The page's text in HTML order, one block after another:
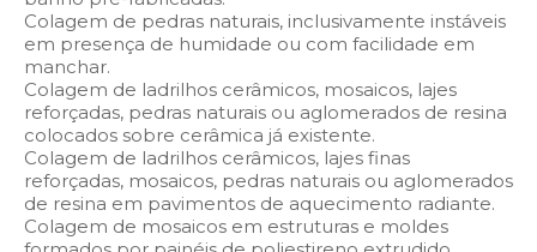
Colagem de pedras naturais, inclusivamente instáveis
em presença de humidade ou com facilidade em
manchar.
Colagem de ladrilhos cerâmicos, mosaicos, lajes
reforçadas, pedras naturais ou aglomerados de resina
colocados sobre cerâmica já existente.
Colagem de ladrilhos cerâmicos, lajes finas
reforçadas, mosaicos, pedras naturais ou aglomerados
de resina em pavimentos de aquecimento radiante.
Colagem de mosaicos em estruturas e moldes